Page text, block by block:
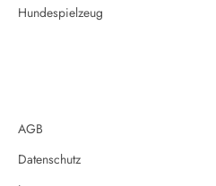
Hundespielzeug
AGB
Datenschutz